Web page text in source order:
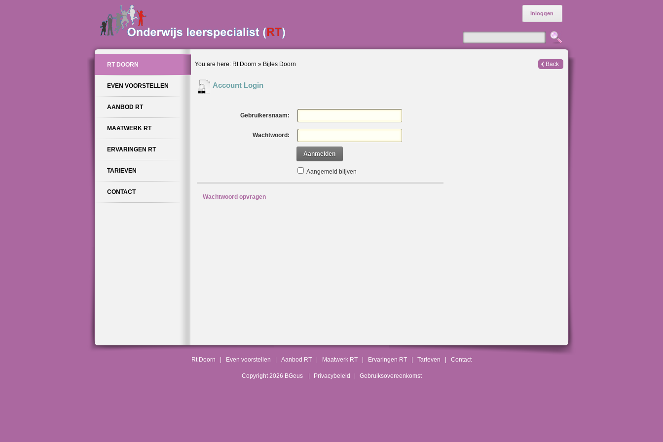
Inloggen
RT DOORN
EVEN VOORSTELLEN
AANBOD RT
MAATWERK RT
ERVARINGEN RT
TARIEVEN
CONTACT
You are here: Rt Doorn » Bijles Doorn Back
Account Login
Gebruikersnaam:
Wachtwoord:
Aanmelden
Aangemeld blijven
Wachtwoord opvragen
Rt Doorn Even voorstellen Aanbod RT Maatwerk RT Ervaringen RT Tarieven Contact
Copyright 2026 BGeus Privacybeleid Gebruiksovereenkomst